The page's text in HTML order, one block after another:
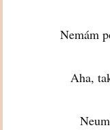
Nemám
Aha,